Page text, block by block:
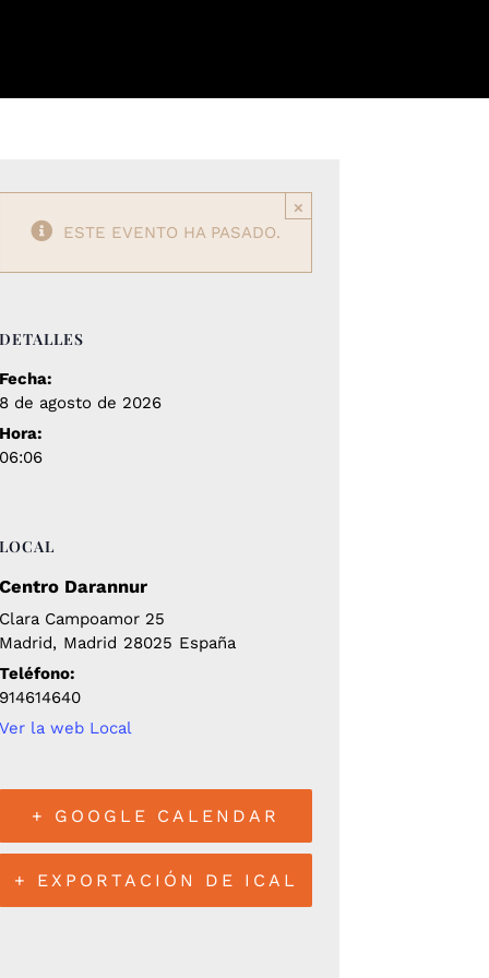
ESTE EVENTO HA PASADO.
×
DETALLES
Fecha:
8 de agosto de 2026
Hora:
06:06
LOCAL
Centro Darannur
Clara Campoamor 25
Madrid, Madrid 28025 España
Teléfono:
914614640
Ver la web Local
+ GOOGLE CALENDAR
+ EXPORTACIÓN DE ICAL